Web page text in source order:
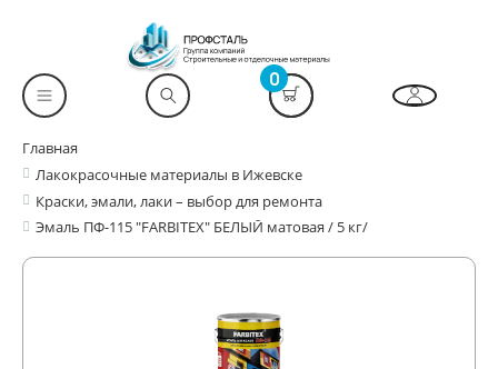
0
Главная
Лакокрасочные материалы в Ижевске
Краски, эмали, лаки – выбор для ремонта
Эмаль ПФ-115 "FARBITEX" БЕЛЫЙ матовая / 5 кг/